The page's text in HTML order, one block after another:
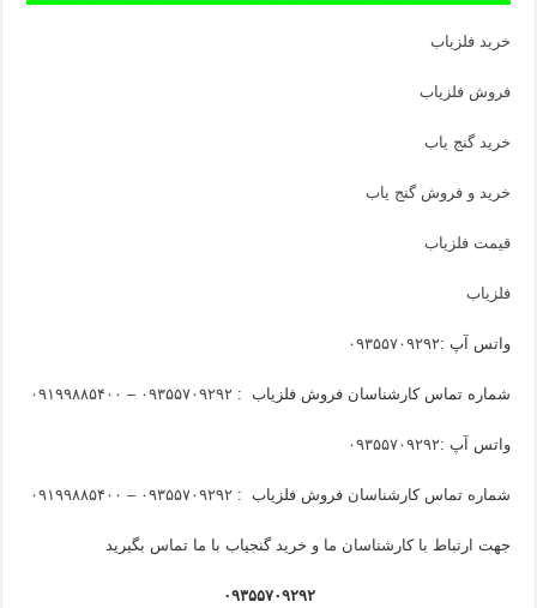
خرید فلزیاب
فروش فلزیاب
خرید گنج یاب
خرید و فروش گنج یاب
قیمت فلزیاب
فلزیاب
واتس آپ :۰۹۳۵۵۷۰۹۲۹۲
شماره تماس کارشناسان فروش فلزیاب :۰۹۳۵۵۷۰۹۲۹۲ – ۰۹۱۹۹۸۸۵۴۰۰
واتس آپ :۰۹۳۵۵۷۰۹۲۹۲
شماره تماس کارشناسان فروش فلزیاب :۰۹۳۵۵۷۰۹۲۹۲ – ۰۹۱۹۹۸۸۵۴۰۰
جهت ارتباط با کارشناسان ما و خرید گنجیاب با ما تماس بگیرید
۰۹۳۵۵۷۰۹۲۹۲